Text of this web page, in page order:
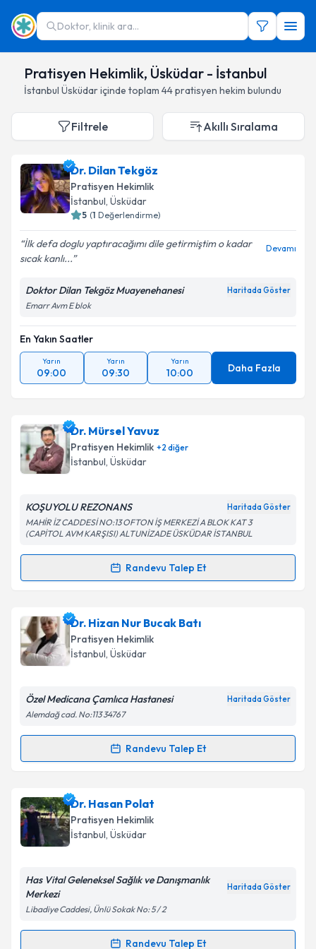
Doktor, klinik ara...
Pratisyen Hekimlik, Üsküdar - İstanbul
İstanbul Üsküdariçinde toplam 44pratisyen hekim bulundu
Filtrele Akıllı Sıralama
Dr. Dilan Tekgöz
Pratisyen Hekimlik
İstanbul, Üsküdar
5 (1 Değerlendirme)
İlk defa doglu yaptıracağımı dile getirmiştim o kadar
sıcak kanlı...
Devamı
Doktor Dilan Tekgöz Muayenehanesi Haritada Göster
Emarr Avm E blok
En Yakın Saatler
Yarın
09:00
Yarın
09:30
Yarın
10:00 Daha Fazla
Dr. Mürsel Yavuz
Pratisyen Hekimlik +2 diğer
İstanbul, Üsküdar
KOŞUYOLU REZONANS Haritada Göster
MAHİR İZ CADDESİ NO:13 OFTON İŞ MERKEZİ A BLOK KAT 3
(CAPİTOL AVM KARŞISI) ALTUNİZADE ÜSKÜDAR İSTANBUL
Randevu Talep Et
Randevu Takvimi Talebi
Dr. Mürsel Yavuziçin randevu takvimi talebi
oluşturun. Size bu uzmandan randevu almanız için bir
takvim hazırlandığında e-posta ile bilgilendireceğiz.
Kişisel verilerimin işlenmesine ilişkin
Metni'ni okudum ve kişisel verilerimin belirtilen
Takvim Talebini Gönder
Dr. Hizan Nur Bucak Batı
Pratisyen Hekimlik
İstanbul, Üsküdar
Özel Medicana Çamlıca Hastanesi Haritada Göster
Alemdağ cad. No:113 34767
Randevu Talep Et
Randevu Takvimi Talebi
Dr. Hizan Nur Bucak Batı
oluşturun. Size bu uzmandan randevu almanız için bir
takvim hazırlandığında e-posta ile bilgilendireceğiz.
Kişisel verilerimin işlenmesine ilişkinAydınlatma
'ni okudum ve kişisel verilerimin belirtilen
Dr. Hasan Polat
Pratisyen Hekimlik
İstanbul, Üsküdar
Has Vital Geleneksel Sağlık ve Danışmanlık
Merkezi
Haritada Göster
Libadiye Caddesi, Ünlü Sokak No: 5 / 2
Randevu Talep Et